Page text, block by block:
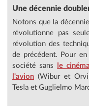
Une décennie
Notons que la
révolutionne pas
révolution des
de précédent. Pour
société sans
le cinéma
l'avion (Wibur et
Tesla et Guglielmo